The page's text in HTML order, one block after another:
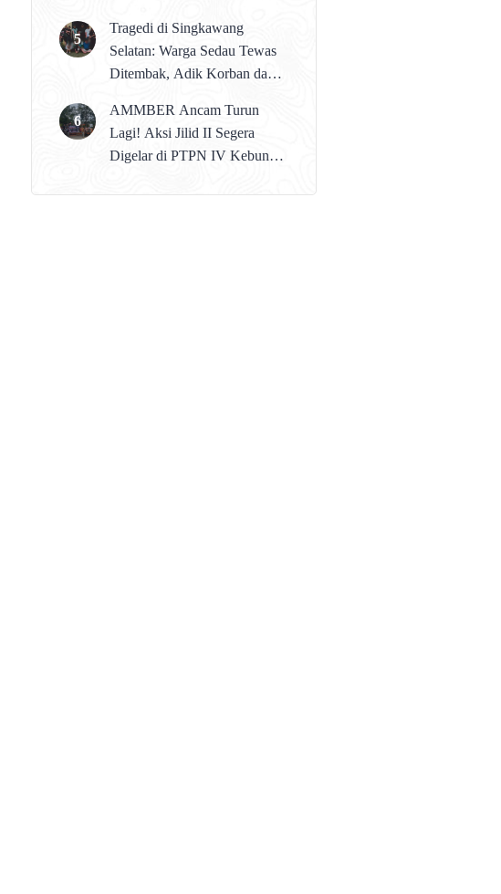
Tragedi di Singkawang
Selatan: Warga Sedau Tewas
Ditembak, Adik Korban dan 2
AMMBER Ancam Turun
Lagi! Aksi Jilid II Segera
Digelar di PTPN IV Kebun